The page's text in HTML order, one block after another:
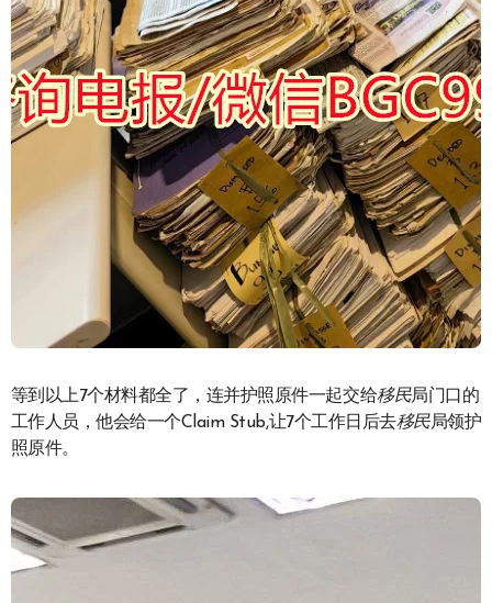
等到以上7个材料都全了，连并护照原件一起交给移民局门口的
工作人员，他会给一个Claim Stub,让7个工作日后去移民局领护
照原件。